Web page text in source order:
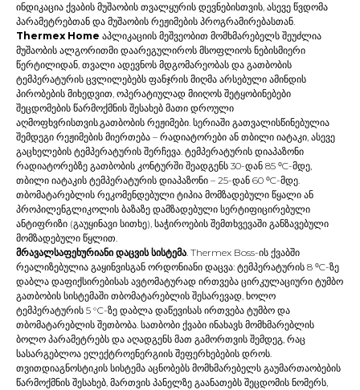
ინდიკაცია ქვაბის მუშაობის თვალყურის დევნებისთვის, ასევე წვდომა
პარამეტრებთან და მუშაობის რეჟიმების პროგრამირებასთან.
Thermex Home აპლიკაციის მეშვეობით მომხმარებელს შეუძლია
მუშაობის ალგორითმი დაარეგულიროს მსოფლიოს ნებისმიერი
წერტილიდან, თვალი ადევნოს მდგომარეობას და გათბობის
ტემპერატურის ცვლილებებს ფანჯრის მიღმა არსებული ამინდის
პირობების მიხედვით, ოპერატიულად მიიღოს შეტყობინებები
შეცდომების წარმოქმნის შესახებ მათი დროული
აღმოფხვრისთვის.გათბობის რეჟიმები. სერიაში გათვალისწინებულია
შემდეგი რეჟიმების მიერთება – რადიატორები ან თბილი იატაკი, ასევე
გაცხელების ტემპერატურის შერჩევა. ტემპერატურის დიაპაზონი
რადიატორებზე გათბობის კონტურში შეადგენს 30-დან 85 ⁰C-მდე,
თბილი იატაკის ტემპერატურის დიაპაზონი – 25-დან 60 ⁰C-მდე.
თბომატარებლის რეკომენდებული ტიპია მომზადებული წყალი ან
პროპილენგლიკოლის ბაზაზე დამზადებული სერტიფიცირებული
ანტიფრიზი (გაუყინავი სითხე), საჭიროების შემთხვევაში განზავებული
მომზადებული წყლით.
მრავალსაფეხურიანი დაცვის სისტემა. Thermex Boss-ის ქვაბში
რეალიზებულია გაყინვისგან ორდონიანი დაცვა: ტემპერატურის 8 ⁰C-ზე
დაბლა დაფიქსირებისას ავტომატურად ირთვება ცირკულაციური ტუმბო
გათბობის სისტემაში თბომატარებლის შესარევად, ხოლო
ტემპერატურის 5 °С-ზე დაბლა დაწევისას ირთვება ტუმბო და
თბომატარებლის შეთბობა. სათბობი ქვაბი ინახავს მომხმარებლის
ბოლო პარამეტრებს და აღადგენს მათ გამორთვის შემდეგ, რაც
სასარგებლოა ელექტროენერგიის შეფერხებების დროს.
თვითდიაგნოსტიკის სისტემა აცნობებს მომხმარებელს გაუმართაობების
წარმოქმნის შესახებ, მართვის პანელზე გაანათებს შეცდომის ნომერს,